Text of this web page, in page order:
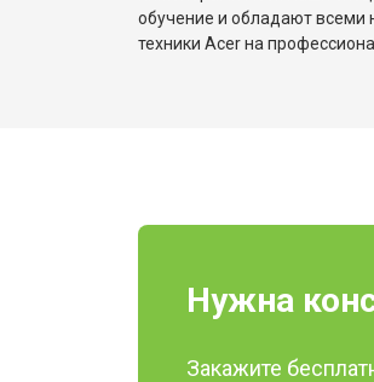
обучение и обладают
техники Acer на
Нужна
Закажите